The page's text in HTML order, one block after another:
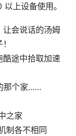
上设备使用。
让会说话的汤姆
酷途中拾取加速
那个家……
之家
制各不相同